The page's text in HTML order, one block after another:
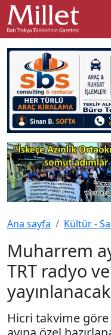
Ana sayfa Kültür -
Muharrem
TRT radyo
yayınlanacak
Hicri takvime göre